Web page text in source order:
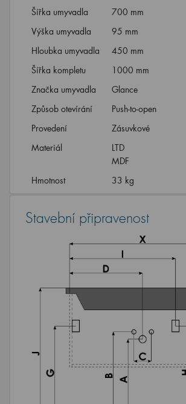
Šířka umyvadla
700 mm
Výška umyvadla
95 mm
Hloubka umyvadla
450 mm
Šířka kompletu
1000 mm
Značka umyvadla
Glance
Způsob otevírání
Push-to-open
Provedení
Zásuvkové
Materiál
LTD
MDF
Hmotnost
33 kg
Stavební připravenost